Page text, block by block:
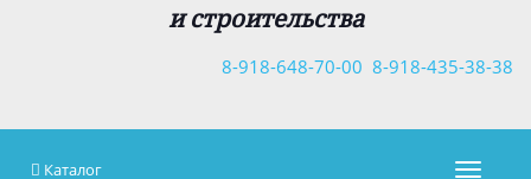
и строительства
8-918-435-38-38
8-918-648-70-00
Каталог